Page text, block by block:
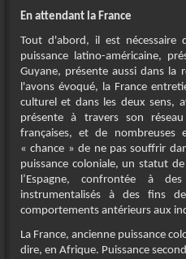
En attendant la France
Tout d'abord, il est nécessaire
puissance latino-américaine,
Guyane, présente aussi dans la
l'avons évoqué, la France
culturel et dans les deux sens,
présente à travers son
françaises, et de nombreuses
« chance » de ne pas souffrir
puissance coloniale, un statut
l’Espagne, confrontée à
instrumentalisés à des fins
comportements antérieurs aux
La France, ancienne puissance
dire, en Afrique. Puissance